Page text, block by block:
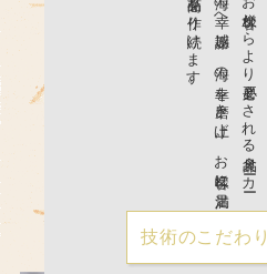
技術のこだわり